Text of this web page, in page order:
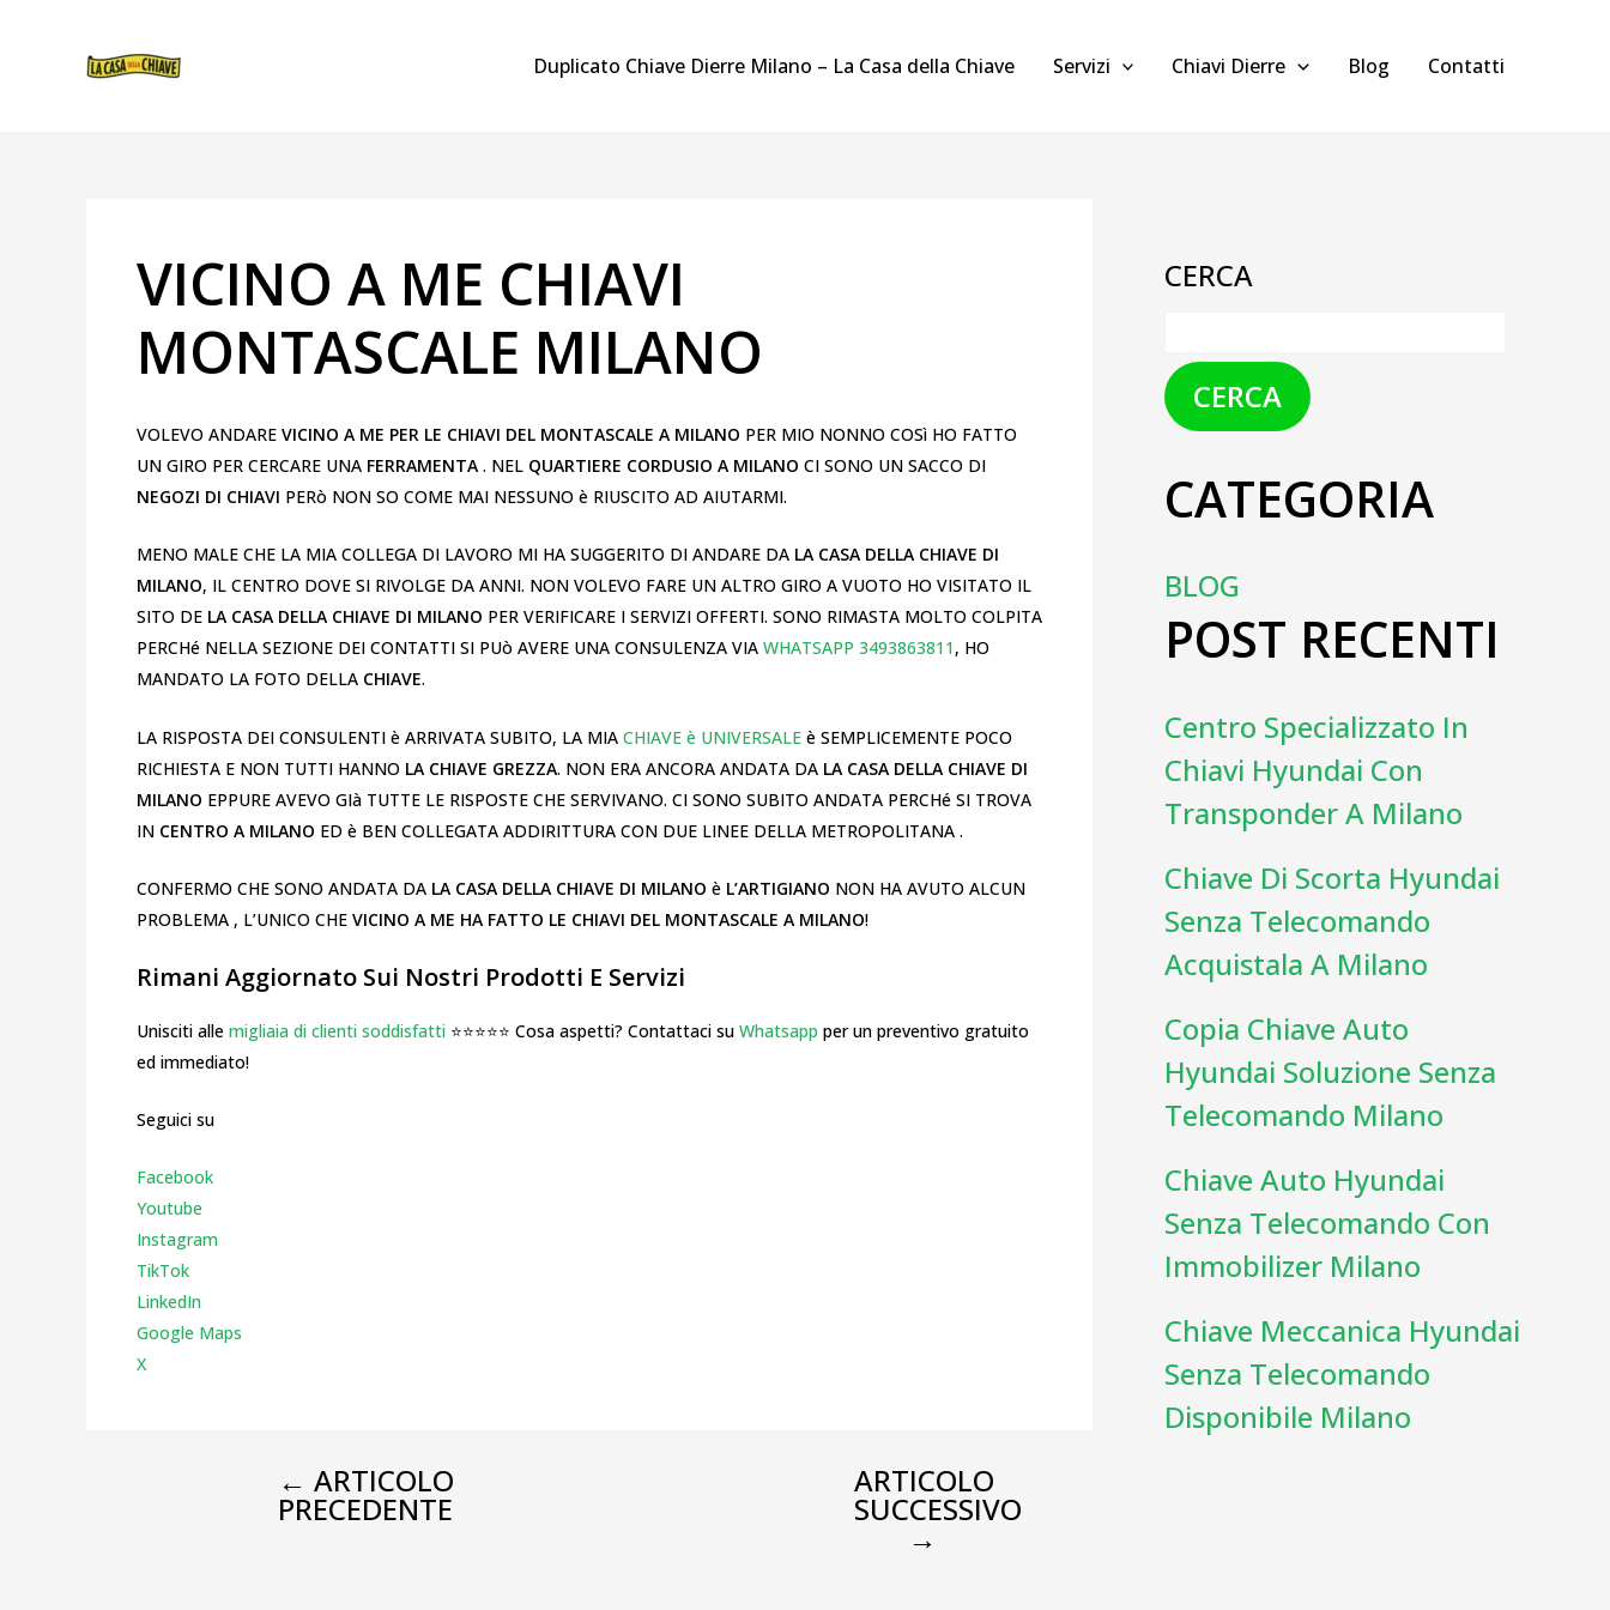
CONTENUTO
Duplicato Chiave Dierre Milano – La Casa della Chiave Servizi Chiavi Dierre Blog Contatti
VICINO A ME CHIAVI
MONTASCALE MILANO
VOLEVO ANDARE VICINO A ME PER LE CHIAVI DEL MONTASCALE A MILANO PER MIO NONNO COSì HO FATTO
UN GIRO PER CERCARE UNA FERRAMENTA . NEL QUARTIERE CORDUSIO A MILANO CI SONO UN SACCO DI
NEGOZI DI CHIAVI PERò NON SO COME MAI NESSUNO è RIUSCITO AD AIUTARMI.
MENO MALE CHE LA MIA COLLEGA DI LAVORO MI HA SUGGERITO DI ANDARE DA LA CASA DELLA CHIAVE DI
MILANO, IL CENTRO DOVE SI RIVOLGE DA ANNI. NON VOLEVO FARE UN ALTRO GIRO A VUOTO HO VISITATO IL
SITO DE LA CASA DELLA CHIAVE DI MILANO PER VERIFICARE I SERVIZI OFFERTI. SONO RIMASTA MOLTO COLPITA
PERCHé NELLA SEZIONE DEI CONTATTI SI PUò AVERE UNA CONSULENZA VIA WHATSAPP 3493863811, HO
MANDATO LA FOTO DELLA CHIAVE.
LA RISPOSTA DEI CONSULENTI è ARRIVATA SUBITO, LA MIA CHIAVE è UNIVERSALE è SEMPLICEMENTE POCO
RICHIESTA E NON TUTTI HANNO LA CHIAVE GREZZA. NON ERA ANCORA ANDATA DA LA CASA DELLA CHIAVE DI
MILANO EPPURE AVEVO GIà TUTTE LE RISPOSTE CHE SERVIVANO. CI SONO SUBITO ANDATA PERCHé SI TROVA
IN CENTRO A MILANO ED è BEN COLLEGATA ADDIRITTURA CON DUE LINEE DELLA METROPOLITANA .
CONFERMO CHE SONO ANDATA DA LA CASA DELLA CHIAVE DI MILANO è L’ARTIGIANO NON HA AVUTO ALCUN
PROBLEMA , L’UNICO CHE VICINO A ME HA FATTO LE CHIAVI DEL MONTASCALE A MILANO!
Rimani Aggiornato Sui Nostri Prodotti E Servizi
Unisciti alle migliaia di clienti soddisfatti ⭐⭐⭐⭐⭐ Cosa aspetti? Contattaci su Whatsapp per un preventivo gratuito
ed immediato!
Seguici su
Facebook
Youtube
Instagram
TikTok
LinkedIn
Google Maps
X
← ARTICOLO
PRECEDENTE
ARTICOLO
SUCCESSIVO
→
CERCA
CERCA
CATEGORIA
BLOG
POST RECENTI
Centro Specializzato In
Chiavi Hyundai Con
Transponder A Milano
Chiave Di Scorta Hyundai
Senza Telecomando
Acquistala A Milano
Copia Chiave Auto
Hyundai Soluzione Senza
Telecomando Milano
Chiave Auto Hyundai
Senza Telecomando Con
Immobilizer Milano
Chiave Meccanica Hyundai
Senza Telecomando
Disponibile Milano